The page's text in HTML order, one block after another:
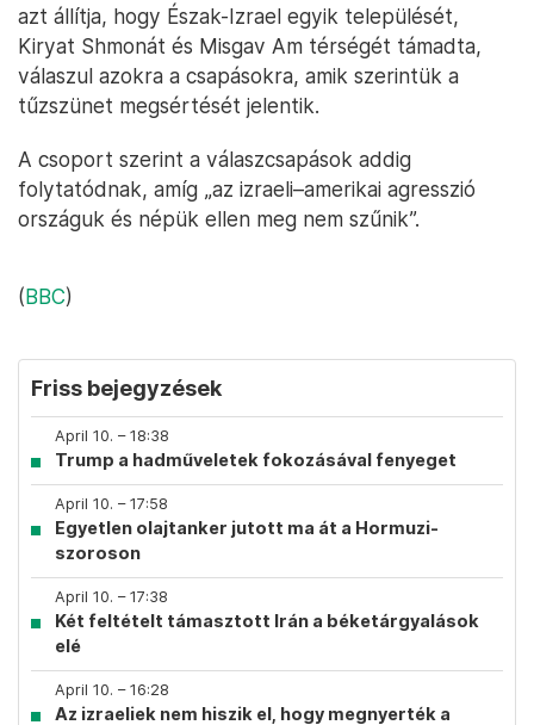
azt állítja, hogy Észak-Izrael egyik települését,
Kiryat Shmonát és Misgav Am térségét támadta,
válaszul azokra a csapásokra, amik szerintük a
tűzszünet megsértését jelentik.
A csoport szerint a válaszcsapások addig
folytatódnak, amíg „az izraeli–amerikai agresszió
országuk és népük ellen meg nem szűnik”.
(BBC)
Friss bejegyzések
April 10. – 18:38
Trump a hadműveletek fokozásával fenyeget
April 10. – 17:58
Egyetlen olajtanker jutott ma át a Hormuzi-
szoroson
April 10. – 17:38
Két feltételt támasztott Irán a béketárgyalások
elé
April 10. – 16:28
Az izraeliek nem hiszik el, hogy megnyerték a